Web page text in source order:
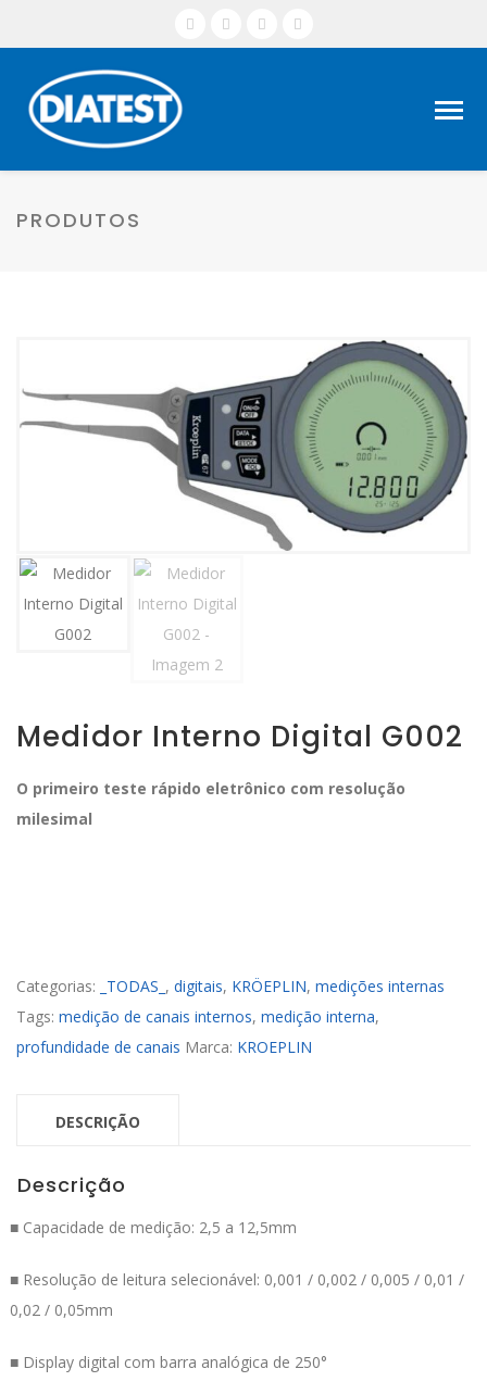
PRODUTOS
Medidor Interno Digital G002
O primeiro teste rápido eletrônico com resolução
milesimal
Categorias: _TODAS_ , digitais, KRÖEPLIN, medições internas
Tags: medição de canais internos, medição interna,
profundidade de canais Marca: KROEPLIN
DESCRIÇÃO
Descrição
■ Capacidade de medição: 2,5 a 12,5mm
■ Resolução de leitura selecionável: 0,001 / 0,002 / 0,005 / 0,01 /
0,02 / 0,05mm
■ Display digital com barra analógica de 250°